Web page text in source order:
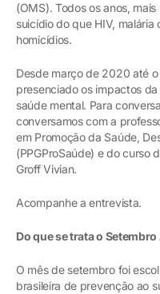
(OMS). Todos os anos,
suicídio do que HIV,
homicídios.
Desde março de 2020 até
presenciado os impactos
saúde mental. Para
conversamos com a
em Promoção da Saúde,
(PPGProSaúde) e do curso
Groff Vivian.
Acompanhe a entrevista.
Do que se trata o
O mês de setembro foi
brasileira de prevenção ao